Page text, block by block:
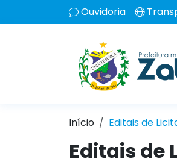
Ouvidoria
Início Editais de
Editais de